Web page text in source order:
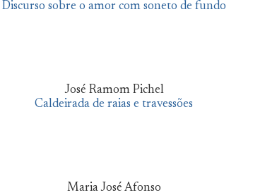
Discurso sobre o amor com soneto de fundo
José Ramom Pichel
Caldeirada de raias e travessões
Maria José Afonso